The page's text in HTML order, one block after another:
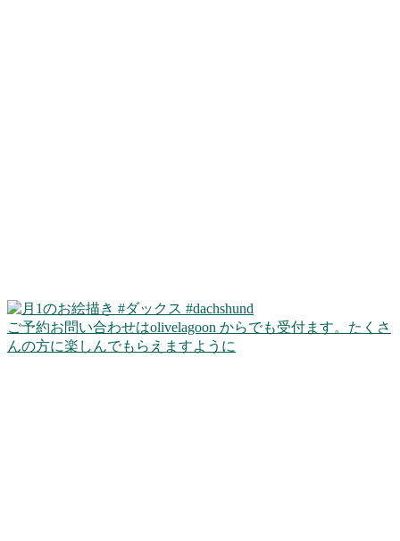
ご予約お問い合わせはolivelagoon からでも受付ます。たくさ
んの方に楽しんでもらえますように